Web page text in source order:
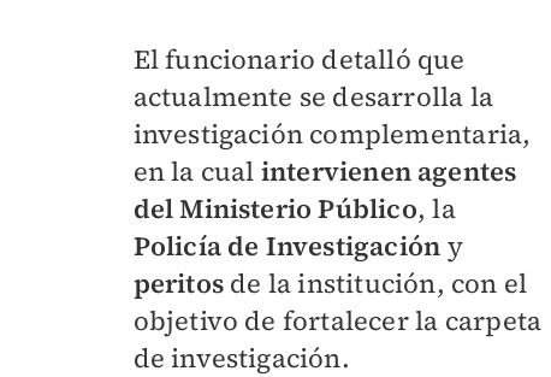
El funcionario detalló que
actualmente se desarrolla la
investigación complementaria,
en la cual intervienen agentes
del Ministerio Público, la
Policía de Investigación y
peritos de la institución, con el
objetivo de fortalecer la carpeta
de investigación.